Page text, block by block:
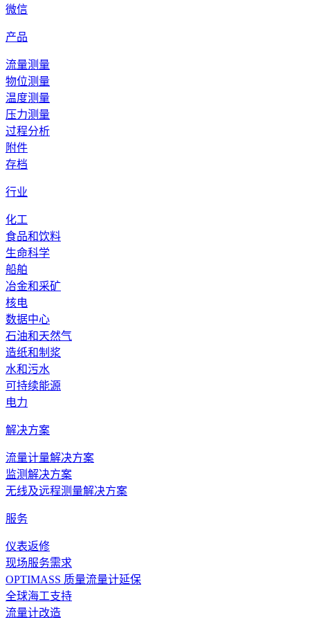
微信
产品
流量测量
物位测量
温度测量
压力测量
过程分析
附件
存档
行业
化工
食品和饮料
生命科学
船舶
冶金和采矿
核电
数据中心
石油和天然气
造纸和制浆
水和污水
可持续能源
电力
解决方案
流量计量解决方案
监测解决方案
无线及远程测量解决方案
服务
仪表返修
现场服务需求
OPTIMASS 质量流量计延保
全球海工支持
流量计改造